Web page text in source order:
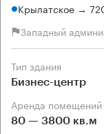
Крылатское →
Западный
Тип здания
Бизнес-центр
Аренда помещений
80 — 3800 кв.м